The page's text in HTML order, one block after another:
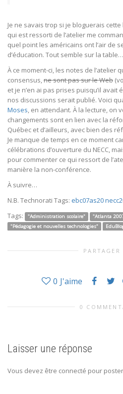
Je ne savais trop si je bloguerais
qui est ressorti de l’atelier me
quel point les américains ont l’air de
d’éducation. Tout semble sur la table…
À ce moment-ci, les notes de l’atelier
consensus,ne sont pas sur le Web
et je n’en ai pas prises puisqu’il
nos discussions serait publié. Voici
Moses, en attendant. À la lecture, on
changements sont en lien avec la
Québec et d’ailleurs, avec bien des
Je manque de temps en ce moment
célébrations d’ouverture du NECC,
pour commenter ce qui ressort de
manière la non-conférence.
À suivre…
N.B. Technorati Tags: ebc07as20
Tags:
"Administration scolaire"
"Atlanta
"Pédagogie et nouvelles technologies"
PARTAGER
0 J'aime
0
Laisser une réponse
Vous devez être connecté pour